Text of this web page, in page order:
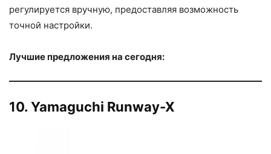
регулируется вручную, предоставляя возможность
точной настройки.
Лучшие предложения на сегодня:
10. Yamaguchi Runway-X